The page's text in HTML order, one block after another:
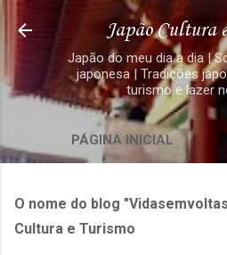
Pular para o
Japão Cultura
Japão do meu dia a dia |
japonesa | Tradições
turismo e lazer
PÁGINA INICIAL
O nome do blog
Cultura e Turismo